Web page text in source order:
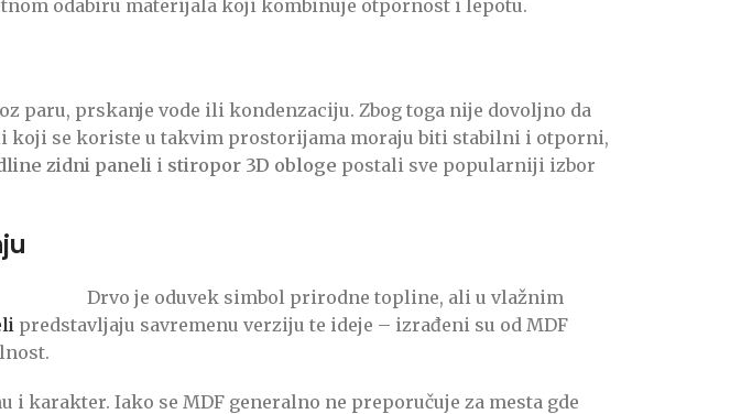
odabiru materijala koji kombinuje otpornost i lepotu.
paru, prskanje vode ili kondenzaciju. Zbog toga nije dovoljno da
koji se koriste u takvim prostorijama moraju biti stabilni i otporni,
zidni paneli i stiropor 3D obloge postali sve popularniji izbor
Drvo je oduvek simbol prirodne topline, ali u vlažnim
predstavljaju savremenu verziju te ideje – izrađeni su od MDF
karakter. Iako se MDF generalno ne preporučuje za mesta gde